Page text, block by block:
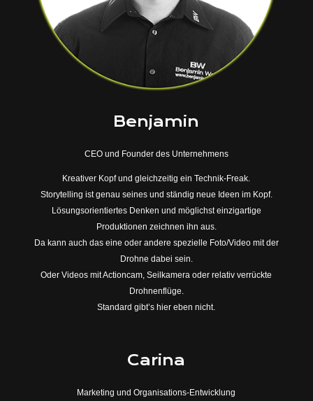
Benjamin
CEO und Founder des Unternehmens
Kreativer Kopf und gleichzeitig ein Technik-Freak.
Storytelling ist genau seines und ständig neue Ideen im Kopf.
Lösungsorientiertes Denken und möglichst einzigartige
Produktionen zeichnen ihn aus.
Da kann auch das eine oder andere spezielle Foto/Video mit der
Drohne dabei sein.
Oder Videos mit Actioncam, Seilkamera oder relativ verrückte
Drohnenflüge.
Standard gibt’s hier eben nicht.
Carina
Marketing und Organisations-Entwicklung